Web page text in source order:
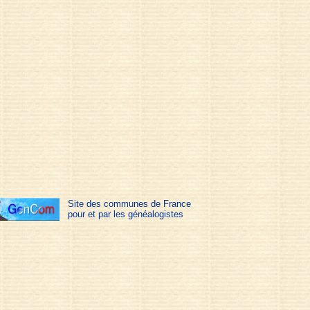
Site des communes de France
pour et par les généalogistes